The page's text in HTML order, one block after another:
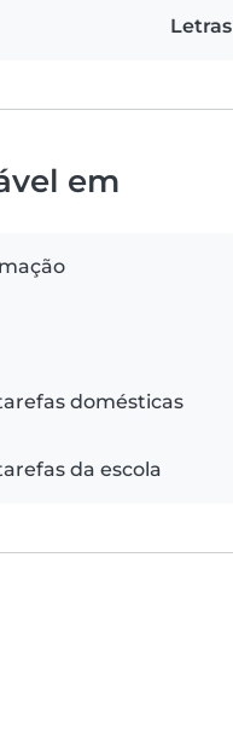
Letras
em
domésticas
da escola